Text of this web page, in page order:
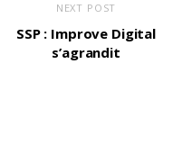
NEXT POST
SSP : Improve Digital
s’agrandit